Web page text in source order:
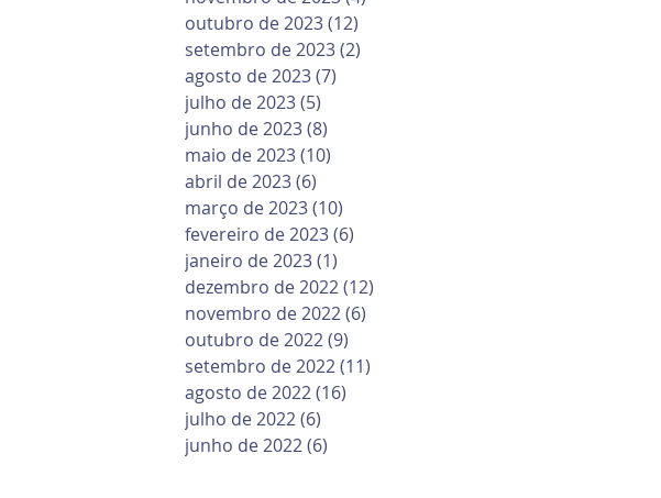
outubro de 2023(12)
setembro de 2023(2)
agosto de 2023(7)
julho de 2023(5)
junho de 2023(8)
maio de 2023(10)
abril de 2023(6)
março de 2023(10)
fevereiro de 2023(6)
janeiro de 2023(1)
dezembro de 2022(12)
novembro de 2022(6)
outubro de 2022(9)
setembro de 2022(11)
agosto de 2022(16)
julho de 2022(6)
junho de 2022(6)